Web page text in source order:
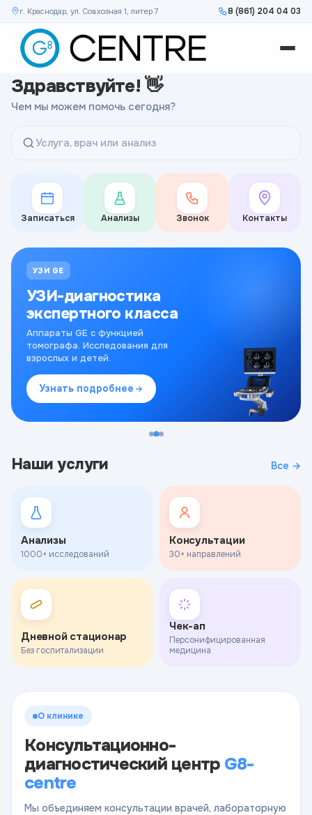
г. Краснодар, ул. Совхозная 1, литер 7 8 (861) 204 04 03
Здравствуйте! 👋
Чем мы можем помочь сегодня?
Услуга, врач или анализ
Записаться Анализы Звонок Контакты
УЗИ GE
УЗИ-диагностика
экспертного класса
Аппараты GE с функцией
томографа. Исследования для
взрослых и детей.
Узнать подробнее
Наши услуги Все →
Анализы
1000+ исследований
Консультации
30+ направлений
Дневной стационар
Без госпитализации
Чек-ап
Персонифицированная
медицина
О клинике
Консультационно-
диагностический центр G8-
centre
Мы объединяем консультации врачей, лабораторную